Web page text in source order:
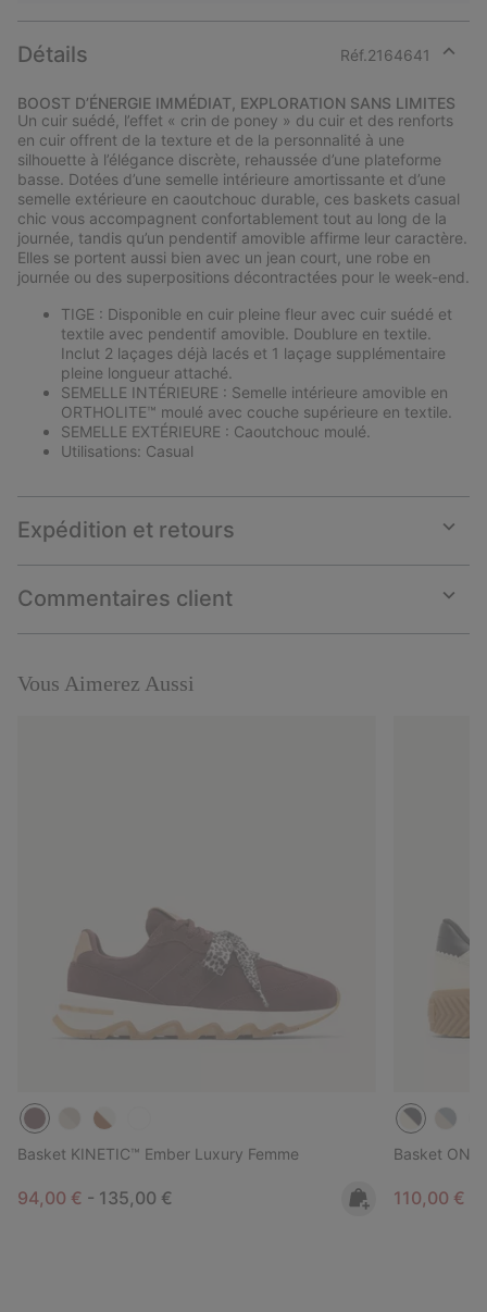
Détails Réf. 2164641
section
BOOST D’ÉNERGIE IMMÉDIAT, EXPLORATION SANS LIMITES
Un cuir suédé, l’effet « crin de poney » du cuir et des renforts
en cuir offrent de la texture et de la personnalité à une
silhouette à l’élégance discrète, rehaussée d’une plateforme
basse. Dotées d’une semelle intérieure amortissante et d’une
semelle extérieure en caoutchouc durable, ces baskets casual
chic vous accompagnent confortablement tout au long de la
journée, tandis qu’un pendentif amovible affirme leur caractère.
Elles se portent aussi bien avec un jean court, une robe en
journée ou des superpositions décontractées pour le week-end.
TIGE : Disponible en cuir pleine fleur avec cuir suédé et
textile avec pendentif amovible. Doublure en textile.
Inclut 2 laçages déjà lacés et 1 laçage supplémentaire
pleine longueur attaché.
SEMELLE INTÉRIEURE : Semelle intérieure amovible en
ORTHOLITE™ moulé avec couche supérieure en textile.
SEMELLE EXTÉRIEURE : Caoutchouc moulé.
Utilisations: Casual
Expédition et retours
or
Commentaires client
or
Vous Aimerez Aussi
Basket KINETIC™ Ember Luxury Femme
Minimum sale price:
94,00 € - Maximum price:
135,00 €
Basket ONA
Minimum
110,00 €